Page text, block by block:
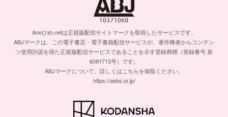
Aneひめ.netは正規版配信サイトマークを取得したサービスです。
ABJマークは、この電子書店・電子書籍配信サービスが、著作権者からコンテン
ツ使用許諾を得た正規版配信サービスであることを示す登録商標（登録番号 第
6091713号）です。
ABJマークについて、詳しくはこちらを御覧ください。
https://aebs.or.jp/